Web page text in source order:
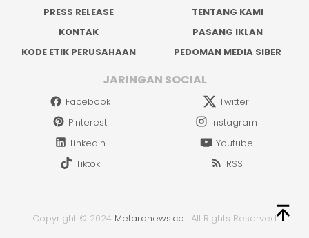
PRESS RELEASE
TENTANG KAMI
KONTAK
PASANG IKLAN
KODE ETIK PERUSAHAAN
PEDOMAN MEDIA SIBER
JARINGAN SOCIAL
Facebook
Twitter
Pinterest
Instagram
Linkedin
Youtube
Tiktok
RSS
Copyright © 2024 Metaranews.co . All Rights Reserved